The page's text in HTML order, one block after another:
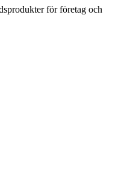
för företag och